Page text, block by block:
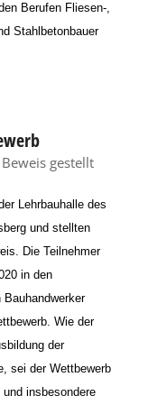
Berufen Fliesen-,
Stahlbetonbauer
gestellt
Lehrbauhalle des
und stellten
Die Teilnehmer
in den
Wie der
der
sei der Wettbewerb
insbesondere